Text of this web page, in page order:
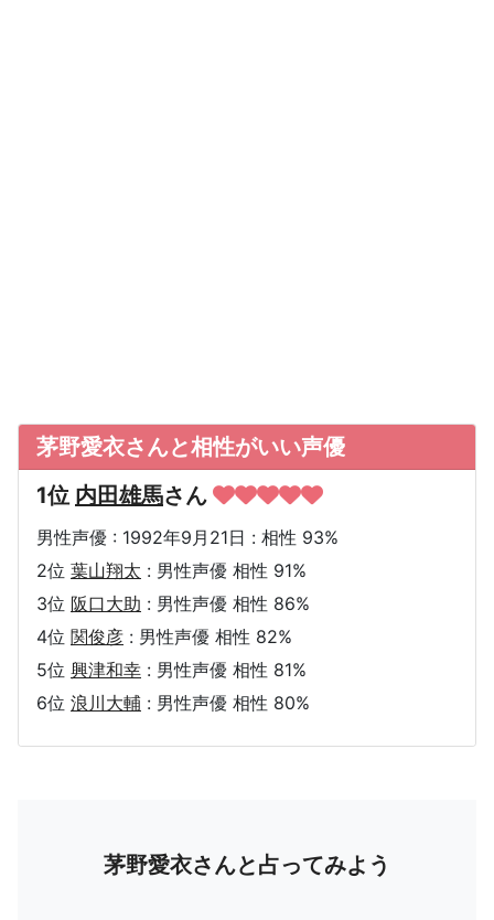
茅野愛衣さんと相性がいい声優
1位 内田雄馬さん
男性声優 : 1992年9月21日 : 相性 93%
2位 葉山翔太 : 男性声優 相性 91%
3位 阪口大助 : 男性声優 相性 86%
4位 関俊彦 : 男性声優 相性 82%
5位 興津和幸 : 男性声優 相性 81%
6位 浪川大輔 : 男性声優 相性 80%
茅野愛衣さんと占ってみよう